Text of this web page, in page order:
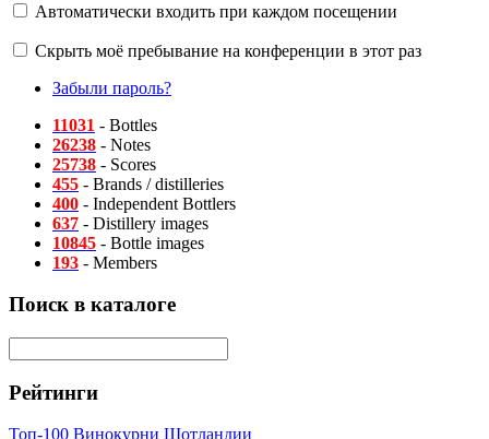
Автоматически входить при каждом посещении
Скрыть моё пребывание на конференции в этот раз
Забыли пароль?
11031 - Bottles
26238 - Notes
25738 - Scores
455 - Brands / distilleries
400 - Independent Bottlers
637 - Distillery images
10845 - Bottle images
193 - Members
Поиск в каталоге
Рейтинги
Топ-100 Винокурни Шотландии